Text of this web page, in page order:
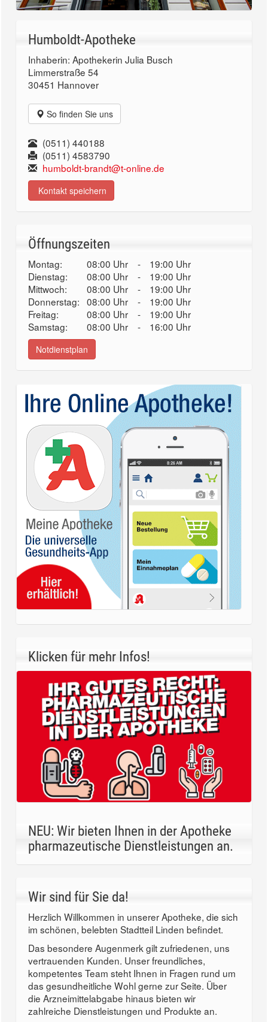
Humboldt-Apotheke
Inhaberin: Apothekerin Julia Busch
Limmerstraße 54
30451 Hannover
So finden Sie uns
(0511) 440188
(0511) 4583790
humboldt-brandt@t-online.de
Kontakt speichern
Öffnungszeiten
Montag: 08:00 Uhr -
19:00 Uhr
Dienstag:
08:00 Uhr -
19:00 Uhr
Mittwoch:
08:00 Uhr -
19:00 Uhr
Donnerstag: 08:00 Uhr -
19:00 Uhr
Freitag:
08:00 Uhr -
19:00 Uhr
Samstag:
08:00 Uhr - 16:00 Uhr
Notdienstplan
Klicken für mehr Infos!
NEU: Wir bieten Ihnen in der Apotheke
pharmazeutische Dienstleistungen an.
Wir sind für Sie da!
Herzlich Willkommen in unserer Apotheke, die sich
im schönen, belebten Stadtteil Linden befindet.
Das besondere Augenmerk gilt zufriedenen, uns
vertrauenden Kunden. Unser freundliches,
kompetentes Team steht Ihnen in Fragen rund um
das gesundheitliche Wohl gerne zur Seite. Über
die Arzneimittelabgabe hinaus bieten wir
zahlreiche Dienstleistungen und Produkte an.